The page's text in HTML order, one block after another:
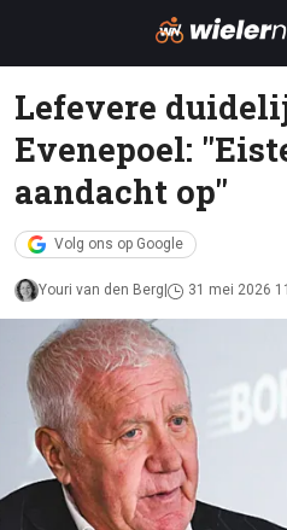
Lefevere
Evenepoel:
aandacht op''
Volg ons op Google
Youri van den Berg 31 mei 2026